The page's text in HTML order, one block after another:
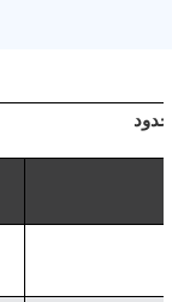
حدود